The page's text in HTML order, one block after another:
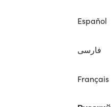
Español
فارسی
Français